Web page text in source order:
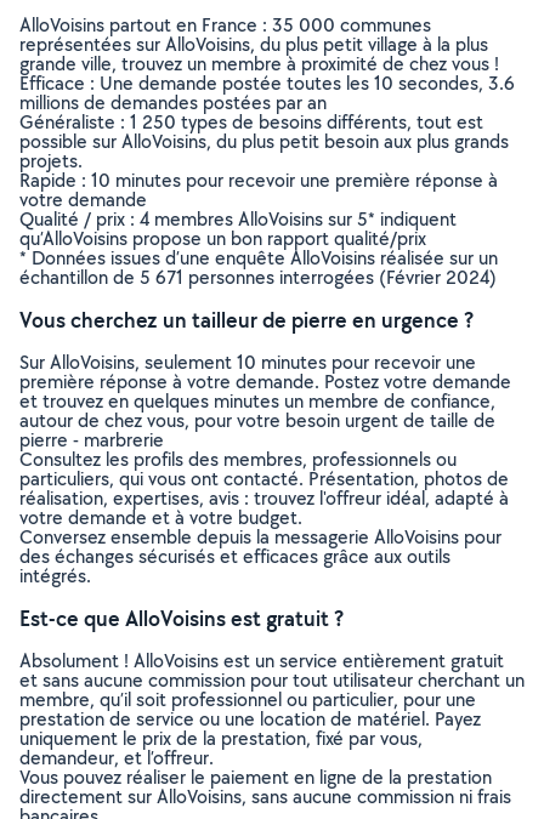
AlloVoisins partout en France : 35 000 communes
représentées sur AlloVoisins, du plus petit village à la plus
grande ville, trouvez un membre à proximité de chez vous !
Efficace : Une demande postée toutes les 10 secondes, 3.6
millions de demandes postées par an
Généraliste : 1 250 types de besoins différents, tout est
possible sur AlloVoisins, du plus petit besoin aux plus grands
projets.
Rapide : 10 minutes pour recevoir une première réponse à
votre demande
Qualité / prix : 4 membres AlloVoisins sur 5* indiquent
qu’AlloVoisins propose un bon rapport qualité/prix
* Données issues d’une enquête AlloVoisins réalisée sur un
échantillon de 5 671 personnes interrogées (Février 2024)
Vous cherchez un tailleur de pierre en urgence ?
Sur AlloVoisins, seulement 10 minutes pour recevoir une
première réponse à votre demande. Postez votre demande
et trouvez en quelques minutes un membre de confiance,
autour de chez vous, pour votre besoin urgent de taille de
pierre - marbrerie
Consultez les profils des membres, professionnels ou
particuliers, qui vous ont contacté. Présentation, photos de
réalisation, expertises, avis : trouvez l'offreur idéal, adapté à
votre demande et à votre budget.
Conversez ensemble depuis la messagerie AlloVoisins pour
des échanges sécurisés et efficaces grâce aux outils
intégrés.
Est-ce que AlloVoisins est gratuit ?
Absolument ! AlloVoisins est un service entièrement gratuit
et sans aucune commission pour tout utilisateur cherchant un
membre, qu’il soit professionnel ou particulier, pour une
prestation de service ou une location de matériel. Payez
uniquement le prix de la prestation, fixé par vous,
demandeur, et l’offreur.
Vous pouvez réaliser le paiement en ligne de la prestation
directement sur AlloVoisins, sans aucune commission ni frais